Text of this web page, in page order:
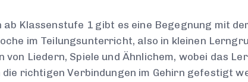
ab Klassenstufe 1 gibt es eine Begegnung mit
im Teilungsunterricht, also in kleinen
von Liedern, Spiele und Ähnlichem, wobei das
die richtigen Verbindungen im Gehirn gefestigt